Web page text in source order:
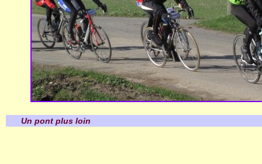
Un pont plus loin